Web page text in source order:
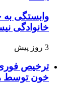
وابستگی
خانوادگی
3 روز پیش
ترخیص
خون توسط